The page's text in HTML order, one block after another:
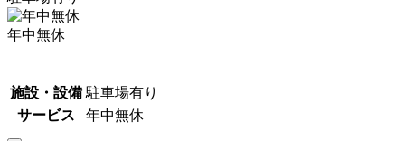
年中無休
施設・設備 駐車場有り
サービス
年中無休